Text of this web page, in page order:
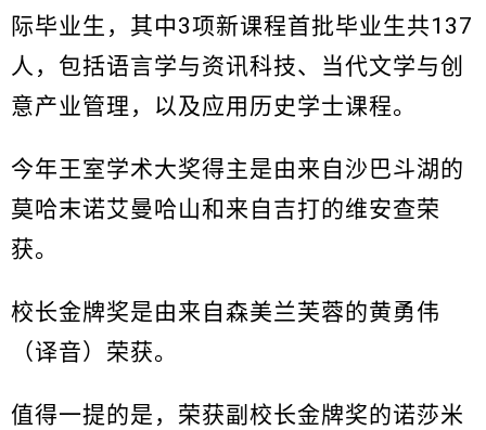
际毕业生，其中3项新课程首批毕业生共137
人，包括语言学与资讯科技、当代文学与创
意产业管理，以及应用历史学士课程。
今年王室学术大奖得主是由来自沙巴斗湖的
莫哈末诺艾曼哈山和来自吉打的维安查荣
获。
校长金牌奖是由来自森美兰芙蓉的黄勇伟
（译音）荣获。
值得一提的是，荣获副校长金牌奖的诺莎米